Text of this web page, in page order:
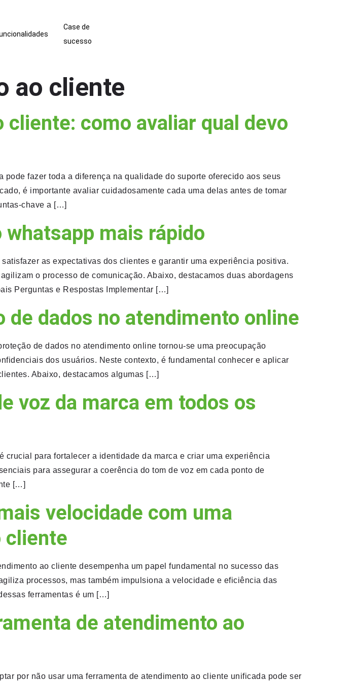
Case de
sucesso
ao cliente
como avaliar qual devo
fazer toda a diferença na qualidade do suporte oferecido aos seus
é importante avaliar cuidadosamente cada uma delas antes de tomar
chave a […]
mais rápido
as expectativas dos clientes e garantir uma experiência positiva.
o processo de comunicação. Abaixo, destacamos duas abordagens
Perguntas e Respostas Implementar […]
de dados no atendimento online
de dados no atendimento online tornou-se uma preocupação
dos usuários. Neste contexto, é fundamental conhecer e aplicar
Abaixo, destacamos algumas […]
voz da marca em todos os
crucial para fortalecer a identidade da marca e criar uma experiência
para assegurar a coerência do tom de voz em cada ponto de
[…]
velocidade com uma
cliente
ao cliente desempenha um papel fundamental no sucesso das
processos, mas também impulsiona a velocidade e eficiência das
ferramentas é um […]
de atendimento ao
por não usar uma ferramenta de atendimento ao cliente unificada pode ser